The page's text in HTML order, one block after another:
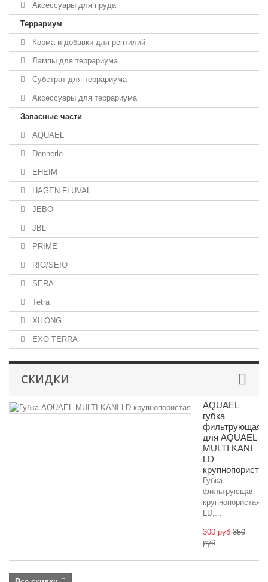
Аксессуары для пруда
Террариум
Корма и добавки для рептилий
Лампы для террариума
Субстрат для террариума
Аксессуары для террариума
Запасные части
AQUAEL
Dennerle
EHEIM
HAGEN FLUVAL
JEBO
JBL
PRIME
RIO/SEIO
SERA
Tetra
XILONG
EXO TERRA
СКИДКИ
AQUAEL
губка
фильтрующая
для AQUAEL
MULTI KANI
LD
крупнопористая
Губка
фильтрующая
крупнопористая
LD,...
300 руб 350
руб